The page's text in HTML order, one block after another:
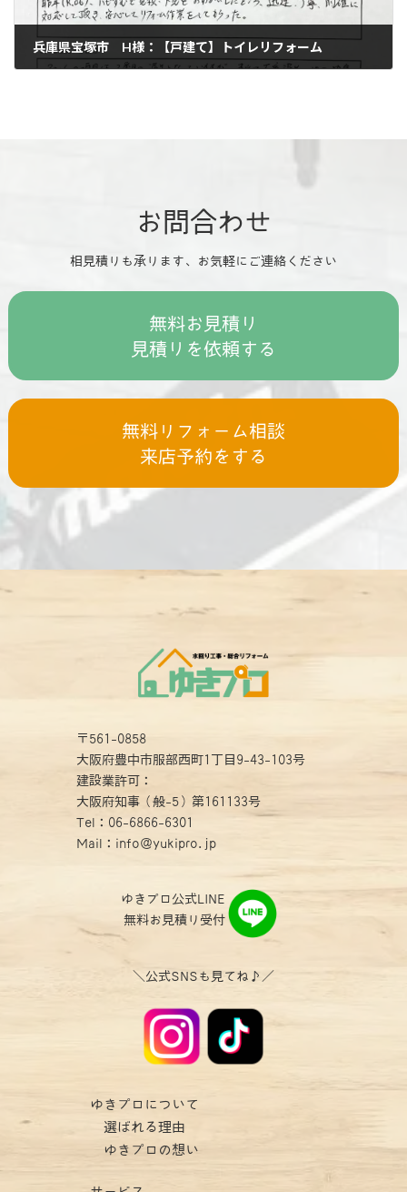
兵庫県宝塚市 H様：【戸建て】トイレリフォーム
お問合わせ
相見積りも承ります、お気軽にご連絡ください
無料お見積り
見積りを依頼する
無料リフォーム相談
来店予約をする
〒561-0858
大阪府豊中市服部西町1丁目9-43-103号
建設業許可：
大阪府知事（般-5）第161133号
Tel： 06-6866-6301
Mail：info@yukipro.jp
ゆきプロ公式LINE
無料お見積り受付
＼公式SNSも見てね♪／
ゆきプロについて
選ばれる理由
ゆきプロの想い